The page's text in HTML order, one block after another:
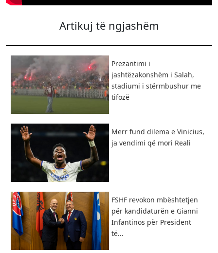
Artikuj të ngjashëm
Prezantimi i
jashtëzakonshëm i Salah,
stadiumi i stërmbushur me
tifozë
Merr fund dilema e Vinicius,
ja vendimi që mori Reali
FSHF revokon mbështetjen
për kandidaturën e Gianni
Infantinos për President
të...